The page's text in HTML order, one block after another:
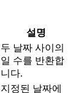
설명
두 날짜 사이의
일 수를 반환합
니다.
지정된 날짜에